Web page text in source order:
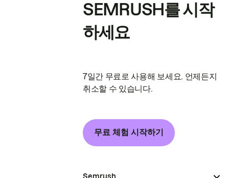
SEMRUSH를 시작
하세요
7일간 무료로 사용해 보세요. 언제든지
취소할 수 있습니다.
무료 체험 시작하기